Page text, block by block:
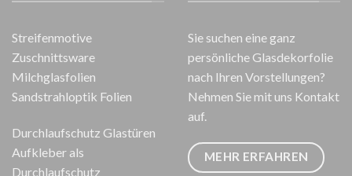
Streifenmotive
Zuschnittsware
Milchglasfolien
Sandstrahloptik Folien
Durchlaufschutz Glastüren
Aufkleber als
Durchlaufschutz
Sie suchen eine ganz
persönliche Glasdekorfolie
nach Ihren Vorstellungen?
Nehmen Sie mit uns Kontakt
auf.
MEHR ERFAHREN